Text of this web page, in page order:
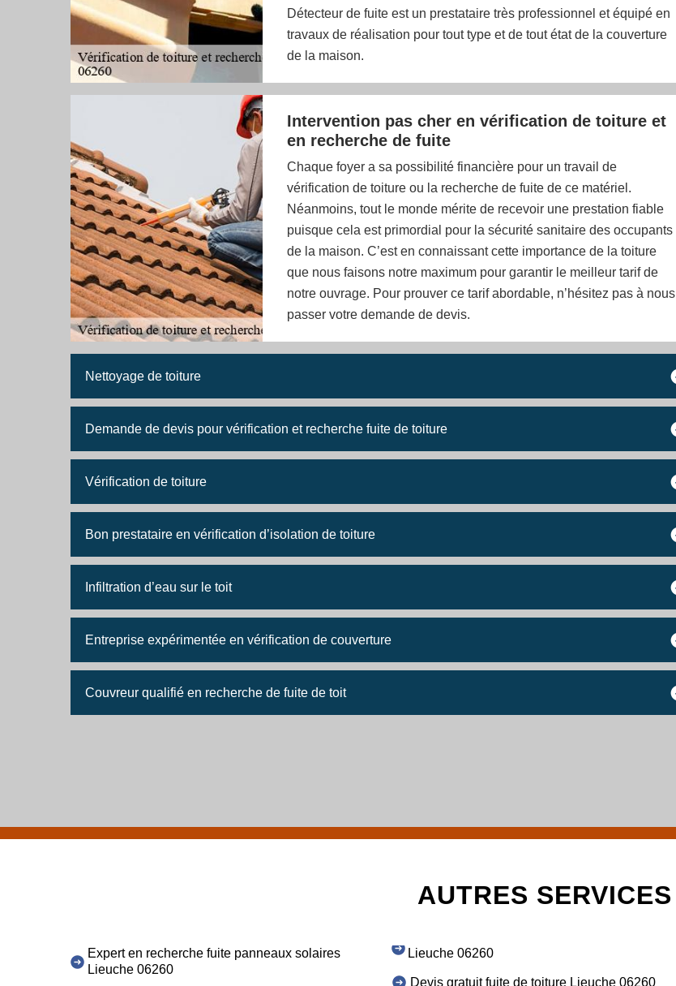
Détecteur de fuite est un prestataire très professionnel et équipé en
travaux de réalisation pour tout type et de tout état de la couverture
de la maison.
Intervention pas cher en vérification de toiture et
en recherche de fuite
Chaque foyer a sa possibilité financière pour un travail de
vérification de toiture ou la recherche de fuite de ce matériel.
Néanmoins, tout le monde mérite de recevoir une prestation fiable
puisque cela est primordial pour la sécurité sanitaire des occupants
de la maison. C’est en connaissant cette importance de la toiture
que nous faisons notre maximum pour garantir le meilleur tarif de
notre ouvrage. Pour prouver ce tarif abordable, n’hésitez pas à nous
passer votre demande de devis.
Nettoyage de toiture
Demande de devis pour vérification et recherche fuite de toiture
Vérification de toiture
Bon prestataire en vérification d’isolation de toiture
Infiltration d’eau sur le toit
Entreprise expérimentée en vérification de couverture
Couvreur qualifié en recherche de fuite de toit
AUTRES SERVICES
Expert en recherche fuite panneaux solaires
Lieuche 06260
Lieuche 06260
Devis gratuit fuite de toiture Lieuche 06260